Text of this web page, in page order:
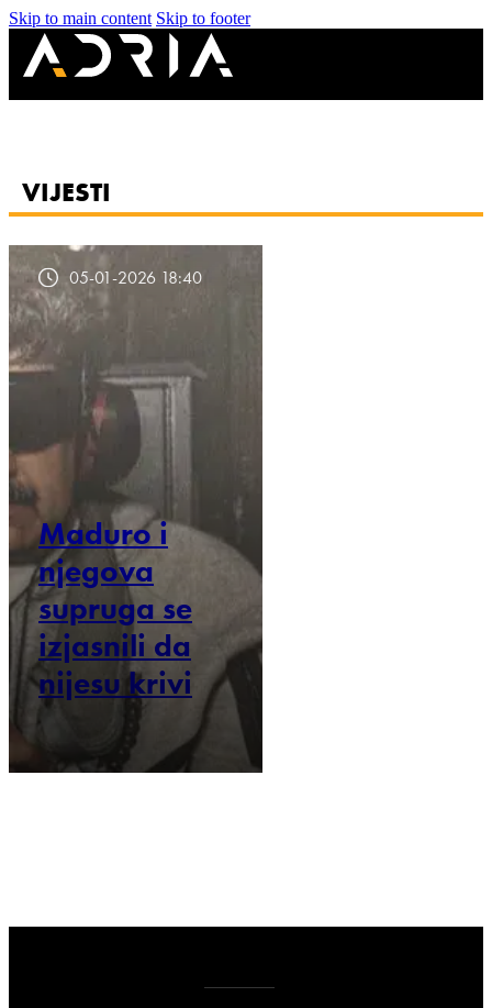
Skip to main content Skip to footer
VIJESTI
05-01-2026 18:40
Maduro i
njegova
supruga se
izjasnili da
nijesu krivi